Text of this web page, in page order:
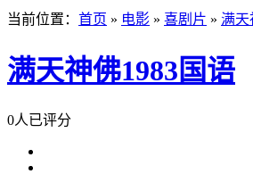
当前位置： 首页 » 电影 » 喜剧片 » 满天
满天神佛1983国语
0人已评分